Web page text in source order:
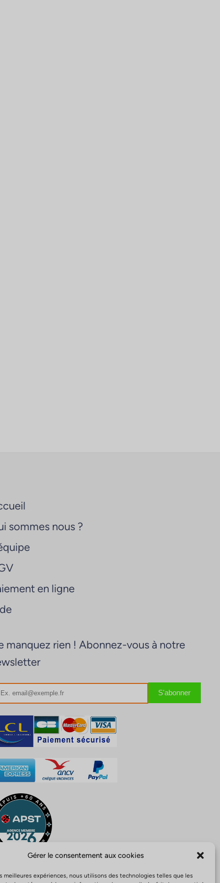
Gérer le consentement aux cookies
meilleures expériences, nous utilisons des technologies telles que les
sommes nous ?
en ligne
manquez rien ! Abonnez-vous à notre